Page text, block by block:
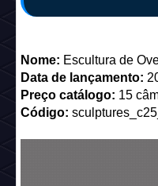
Nome: Escultura de
Data de lançamento:
Preço catálogo: 15
Código: